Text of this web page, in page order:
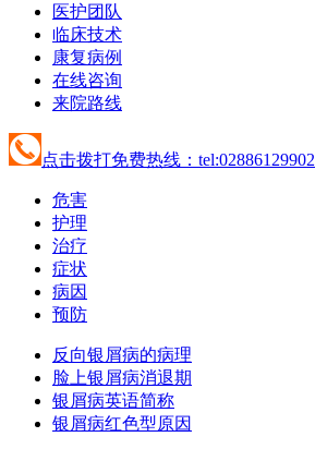
医护团队
临床技术
康复病例
在线咨询
来院路线
点击拨打免费热线：tel:02886129902
危害
护理
治疗
症状
病因
预防
反向银屑病的病理
脸上银屑病消退期
银屑病英语简称
银屑病红色型原因